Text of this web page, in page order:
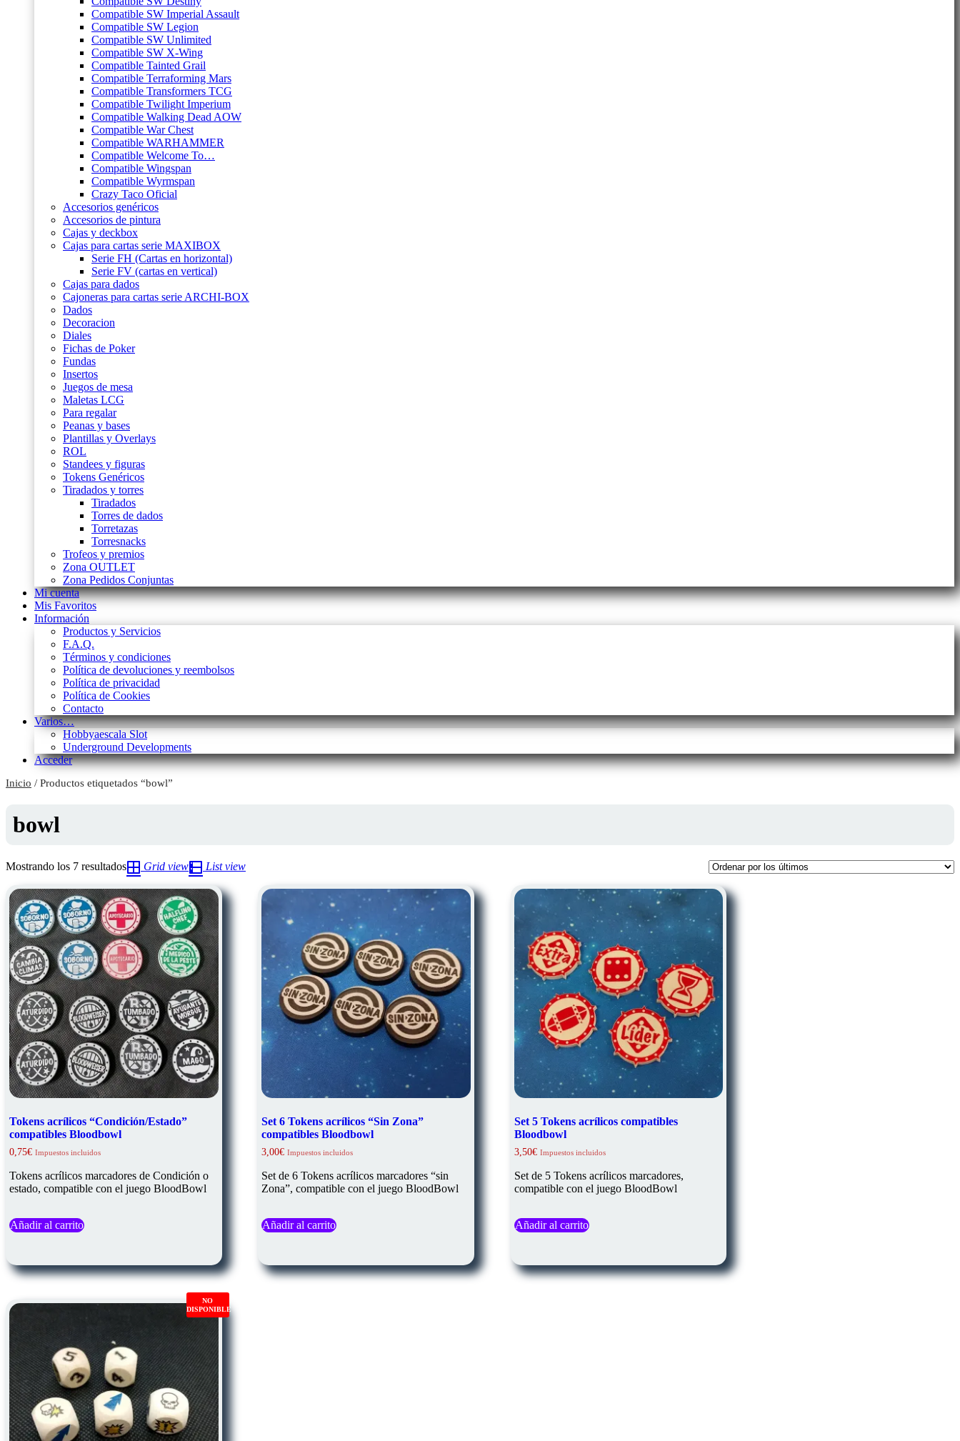
Compatible SW Imperial Assault
Compatible SW Legion
Compatible SW Unlimited
Compatible SW X-Wing
Compatible Tainted Grail
Compatible Terraforming Mars
Compatible Transformers TCG
Compatible Twilight Imperium
Compatible Walking Dead AOW
Compatible War Chest
Compatible WARHAMMER
Compatible Welcome To…
Compatible Wingspan
Compatible Wyrmspan
Crazy Taco Oficial
Accesorios genéricos
Accesorios de pintura
Cajas y deckbox
Cajas para cartas serie MAXIBOX
Serie FH (Cartas en horizontal)
Serie FV (cartas en vertical)
Cajas para dados
Cajoneras para cartas serie ARCHI-BOX
Dados
Decoracion
Diales
Fichas de Poker
Fundas
Insertos
Juegos de mesa
Maletas LCG
Para regalar
Peanas y bases
Plantillas y Overlays
ROL
Standees y figuras
Tokens Genéricos
Tiradados y torres
Tiradados
Torres de dados
Torretazas
Torresnacks
Trofeos y premios
Zona OUTLET
Zona Pedidos Conjuntas
Mi cuenta
Mis Favoritos
Información
Productos y Servicios
F.A.Q.
Términos y condiciones
Política de devoluciones y reembolsos
Política de privacidad
Política de Cookies
Contacto
Varios…
Hobbyaescala Slot
Underground Developments
Acceder
Inicio / Productos etiquetados “bowl”
bowl
Mostrando los 7 resultadosOrdenado
por
los
últimos
Grid view List view
Tokens acrílicos “Condición/Estado”
compatibles Bloodbowl
0,75€ Impuestos incluidos
Tokens acrílicos marcadores de Condición o
estado, compatible con el juego BloodBowl
Añadir al carrito
Set 6 Tokens acrílicos “Sin Zona”
compatibles Bloodbowl
3,00€ Impuestos incluidos
Set de 6 Tokens acrílicos marcadores “sin
Zona”, compatible con el juego BloodBowl
Añadir al carrito
Set 5 Tokens acrílicos compatibles
Bloodbowl
3,50€ Impuestos incluidos
Set de 5 Tokens acrílicos marcadores,
compatible con el juego BloodBowl
Añadir al carrito
NO
DISPONIBLE